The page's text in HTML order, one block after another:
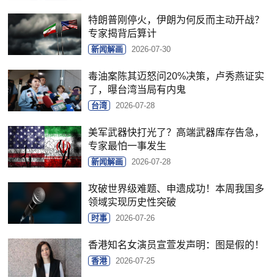
特朗普刚停火，伊朗为何反而主动开战？
专家揭背后算计
新闻解画 2026-07-30
毒油案陈其迈怒问20%决策，卢秀燕证实
了，曝台湾当局有内鬼
台湾 2026-07-28
美军武器快打光了？高端武器库存告急，
专家最怕一事发生
新闻解画 2026-07-28
攻破世界级难题、申遗成功！本周我国多
领域实现历史性突破
时事 2026-07-26
香港知名女演员宣萱发声明：图是假的！
香港 2026-07-25